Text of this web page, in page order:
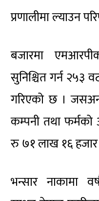
प्रणालीमा ल्याउन
बजारमा
सुनिश्चित गर्न २५३
गरिएको छ ।
कम्पनी तथा
रु ७१ लाख १६ हजार
भन्सार नाकामा